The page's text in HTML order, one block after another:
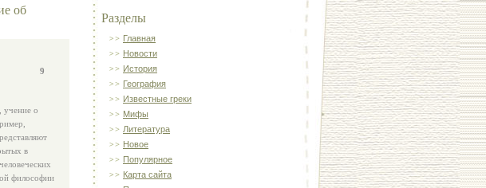
Разделы
Главная
Новости
История
География
Известные греки
Мифы
Литература
Новое
Популярное
Карта сайта
об
9
учение о
в
философии